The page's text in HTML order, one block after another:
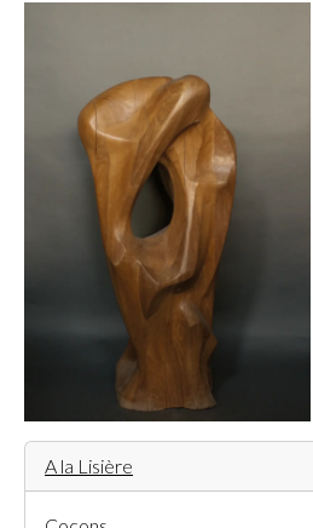
A la Lisière